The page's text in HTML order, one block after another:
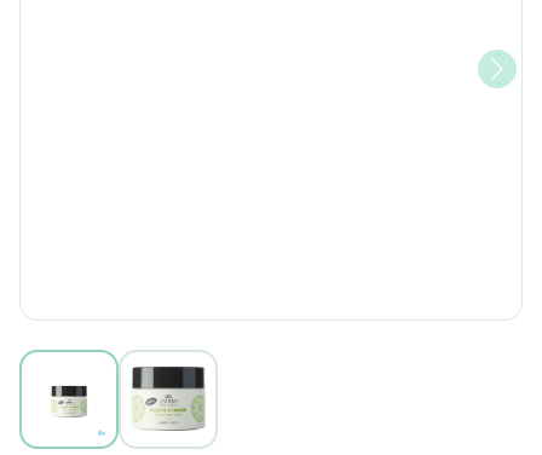
View larger imageView larger image